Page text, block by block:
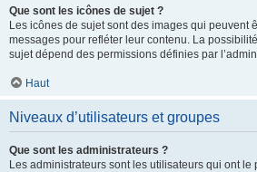
Que sont les icônes de sujet ?
Les icônes de sujet sont des images qui peuvent
messages pour refléter leur contenu. La
sujet dépend des permissions définies par
Haut
Niveaux d’utilisateurs et groupes
Que sont les administrateurs ?
Les administrateurs sont les utilisateurs qui ont